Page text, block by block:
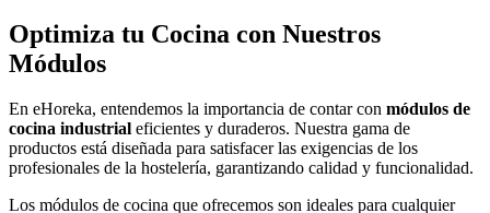
Optimiza tu Cocina con Nuestros
Módulos
En eHoreka, entendemos la importancia de contar con módulos de
cocina industrial eficientes y duraderos. Nuestra gama de
productos está diseñada para satisfacer las exigencias de los
profesionales de la hostelería, garantizando calidad y funcionalidad.
Los módulos de cocina que ofrecemos son ideales para cualquier